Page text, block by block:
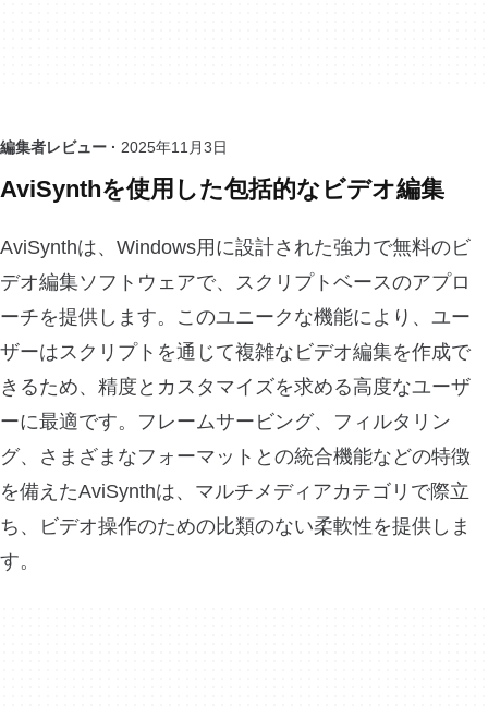
編集者レビュー · 2025年11月3日
AviSynthを使用した包括的なビデオ編集
AviSynthは、Windows用に設計された強力で無料のビ
デオ編集ソフトウェアで、スクリプトベースのアプロ
ーチを提供します。このユニークな機能により、ユー
ザーはスクリプトを通じて複雑なビデオ編集を作成で
きるため、精度とカスタマイズを求める高度なユーザ
ーに最適です。フレームサービング、フィルタリン
グ、さまざまなフォーマットとの統合機能などの特徴
を備えたAviSynthは、マルチメディアカテゴリで際立
ち、ビデオ操作のための比類のない柔軟性を提供しま
す。